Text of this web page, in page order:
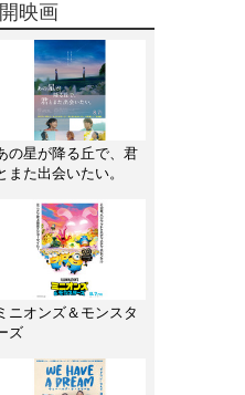
映画
の星が降る丘で、君
また出会いたい。
ニオンズ＆モンスタ
ズ